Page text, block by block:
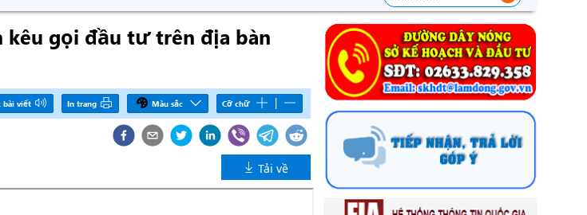
kêu gọi đầu tư trên địa bàn
Cỡ chữ |
Màu sắc
In trang
bài viết
Tải về